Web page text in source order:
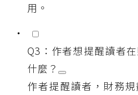
用。
Q3：作者想提醒讀者
什麼？
作者提醒讀者，財務